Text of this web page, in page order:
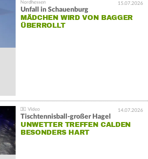
15.07.2026
Unfall in Schauenburg
MÄDCHEN WIRD VON BAGGER
ÜBERROLLT
14.07.2026
Tischtennisball-großer Hagel
UNWETTER TREFFEN CALDEN
BESONDERS HART